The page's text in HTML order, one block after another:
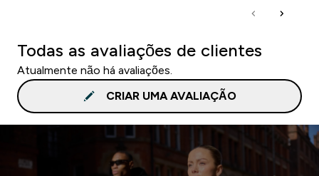
Todas as avaliações de clientes
Atualmente não há avaliações.
CRIAR UMA AVALIAÇÃO